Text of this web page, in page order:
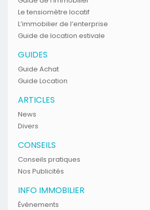
Le tensiomètre locatif
L’immobilier de l’enterprise
Guide de location estivale
GUIDES
Guide Achat
Guide Location
ARTICLES
News
Divers
CONSEILS
Conseils pratiques
Nos Publicités
INFO IMMOBILIER
Événements